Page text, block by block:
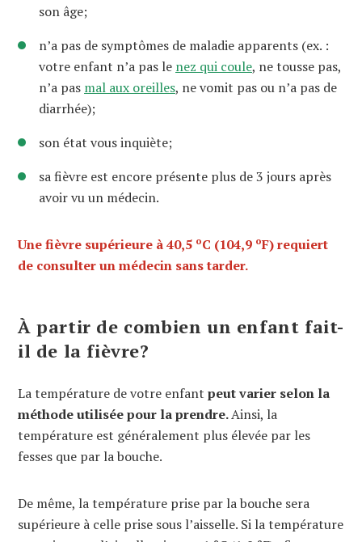
son âge;
n’a pas de symptômes de maladie apparents (ex. :
votre enfant n’a pas le nez qui coule, ne tousse pas,
n’a pas mal aux oreilles, ne vomit pas ou n’a pas de
diarrhée);
son état vous inquiète;
sa fièvre est encore présente plus de 3 jours après
avoir vu un médecin.
Une fièvre supérieure à 40,5 oC (104,9 oF) requiert
de consulter un médecin sans tarder.
À partir de combien un enfant fait-
il de la fièvre?
La température de votre enfant peut varier selon la
méthode utilisée pour la prendre.Ainsi, la
température est généralement plus élevée par les
fesses que par la bouche.
De même, la température prise par la bouche sera
supérieure à celle prise sous l’aisselle. Si la température